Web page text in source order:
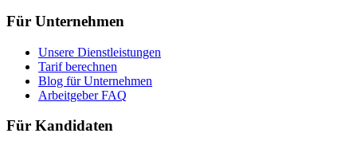
Für Unternehmen
Unsere Dienstleistungen
Tarif berechnen
Blog für Unternehmen
Arbeitgeber FAQ
Für Kandidaten